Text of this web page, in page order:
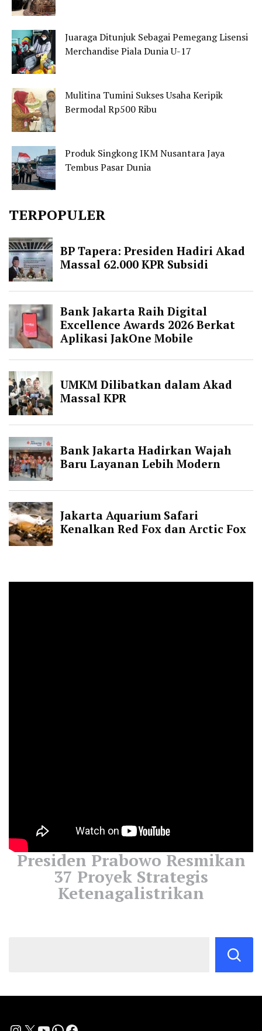
Juaraga Ditunjuk Sebagai Pemegang Lisensi
Merchandise Piala Dunia U-17
Mulitina Tumini Sukses Usaha Keripik
Bermodal Rp500 Ribu
Produk Singkong IKM Nusantara Jaya
Tembus Pasar Dunia
TERPOPULER
Presiden Prabowo Resmikan
37 Proyek Strategis
Ketenagalistrikan